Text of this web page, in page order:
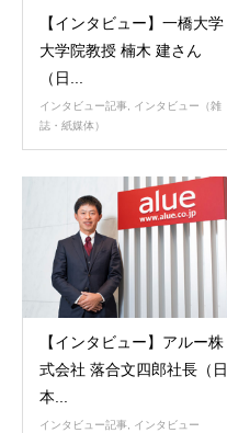
【インタビュー】一橋大学
大学院教授 楠木 建さん
（日...
インタビュー記事
インタビュー（雑
誌・紙媒体）
【インタビュー】アルー株
式会社 落合文四郎社長（日
本...
インタビュー記事, インタビュー